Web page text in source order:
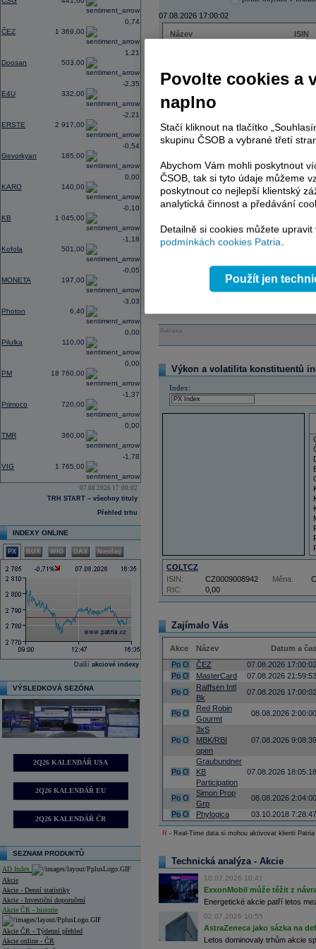
ČEZ 1 369,00
0,74
Doosan 503,00
1,21
E4U 332,00
-2,35
ERSTE 2 917,00
-2,21
Gevorkyan 185,00
-0,54
KARO 140,00
0,00
KB 1 045,00
-0,10
Kofola 501,00
-1,18
MONETA 197,00
-0,05
Photon 6,40
-3,03
Pilulka 110,00
0,00
PM 18 760,00
0,00
Primoco 720,00
-1,37
TMR 360,00
0,00
VIG 1 765,00
-1,78
07.08.2026 17:00:02
TRH START – všechny tituly
Přehled trhu
INDEXY ONLINE
PX BUX WIG DAX Nasdaq
Další akciové indexy
VÝSLEDKOVÁ SEZÓNA
2Q26 KALENDÁŘ USA
2Q26 KALENDÁŘ EU
2Q26 KALENDÁŘ ČR
SEZNAM PRODUKTŮ
AD Index
Akcie
Akcie - Denní statistiky
Akcie - Investiční doporučení
Akcie ČR - historie
Akcie ČR - Týdenní přehled
Akcie online - ČR
07.08.2026 17:00:02
Název
ISIN
ERSTE BANK
TMR
AD index - vývoj
Region
Reklama
Výkon a volatilita konstituentů
Index:
COLTCZ
RIC: 0,00
ISIN: CZ0009008942 Měna:
Zajímalo Vás
Akce Název
Datum a čas
Po O ČEZ
07.08.2026 17:00:02
Po O MasterCard
07.08.2026 21:59:53
Po O
Raiffsen Intl
Bk
07.08.2026 17:00:02
Po O
Red Robin
Gourmt
08.08.2026 2:00:00
Po O
3xS
MBK/RBI
open
07.08.2026 9:08:39
Po O
Graubundner
KB
Participation
07.08.2026 18:05:18
Po O
Simon Prop
Grp
08.08.2026 2:04:00
Po O Phylogica 03.10.2018 7:28:47
R - Real-Time data si mohou aktivovat klienti
Technická analýza - Akcie
10.07.2026 10:41
ExxonMobil může těžit z
Energetické akcie patří letos
02.07.2026 10:55
AstraZeneca jako sázka na
Letos dominovaly trhům akcie
Povolte cookies a
naplno
Stačí kliknout na tlačítko
skupinu ČSOB a vybrané třetí
Abychom Vám mohli poskytnout
ČSOB, tak si tyto údaje můžeme
poskytnout co nejlepší klientský
analytická činnost a předávání
Detailně si cookies můžete
podmínkách cookies Patria.
Použít jen